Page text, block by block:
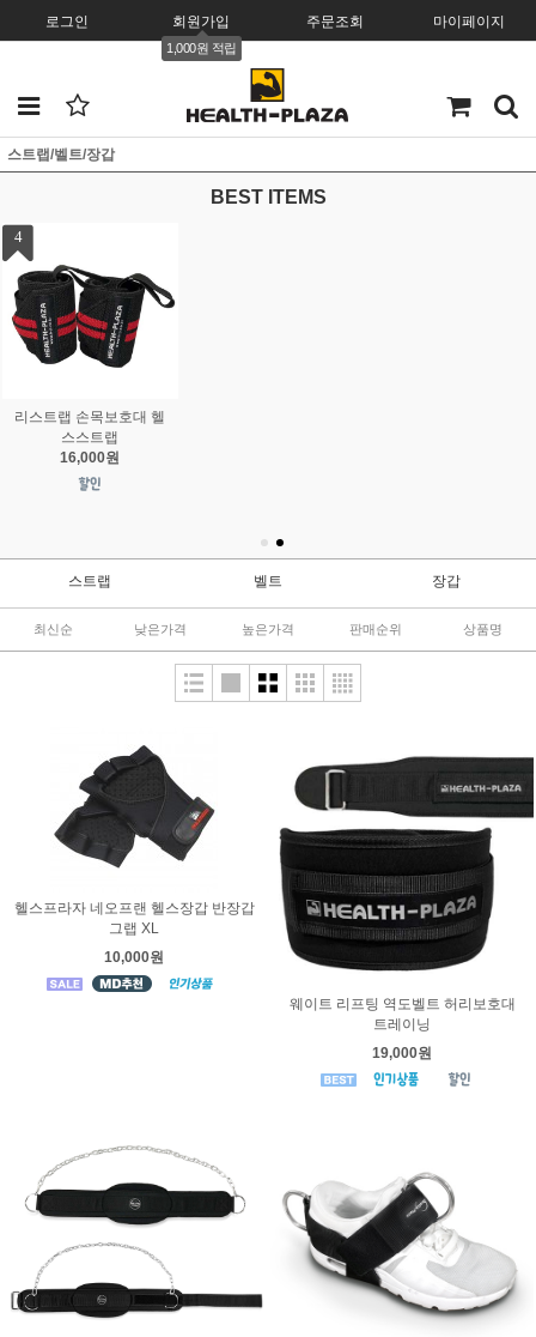
로그인 회원가입
1,000원 적립
주문조회 마이페이지
스트랩/벨트/장갑
BEST ITEMS
웨이트 리프팅 헬스스트
랩
7,000원
스트랩 벨트 장갑
최신순 낮은가격 높은가격 판매순위 상품명
헬스프라자 네오프랜 헬스장갑 반장갑
그랩 XL
10,000원
웨이트 리프팅 역도벨트 허리보호대
트레이닝
19,000원